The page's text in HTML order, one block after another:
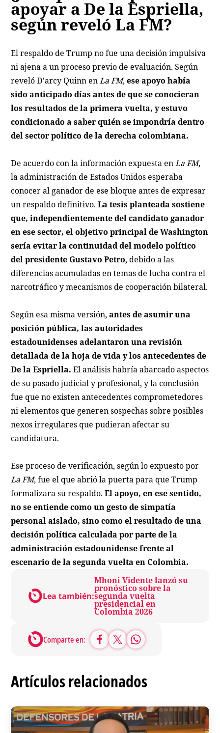
apoyar a De la Espriella,
según reveló La FM?
El respaldo de Trump no fue una decisión impulsiva
ni ajena a un proceso previo de evaluación. Según
reveló D'arcy Quinn enLa FM,ese apoyo había
sido anticipado días antes de que se conocieran
los resultados de la primera vuelta, y estuvo
condicionado a saber quién se impondría dentro
del sector político de la derecha colombiana.
De acuerdo con la información expuesta enLa FM,
la administración de Estados Unidos esperaba
conocer al ganador de ese bloque antes de expresar
un respaldo definitivo.La tesis planteada sostiene
que, independientemente del candidato ganador
en ese sector, el objetivo principal de Washington
sería evitar la continuidad del modelo político
del presidente Gustavo Petro, debido a las
diferencias acumuladas en temas de lucha contra el
narcotráfico y mecanismos de cooperación bilateral.
Según esa misma versión,antes de asumir una
posición pública, las autoridades
estadounidenses adelantaron una revisión
detallada de la hoja de vida y los antecedentes de
De la Espriella. El análisis habría abarcado aspectos
de su pasado judicial y profesional, y la conclusión
fue que no existen antecedentes comprometedores
ni elementos que generen sospechas sobre posibles
nexos irregulares que pudieran afectar su
candidatura.
Ese proceso de verificación, según lo expuesto por
La FM, fue el que abrió la puerta para que Trump
formalizara su respaldo.El apoyo, en ese sentido,
no se entiende como un gesto de simpatía
personal aislado, sino como el resultado de una
decisión política calculada por parte de la
administración estadounidense frente al
escenario de la segunda vuelta en Colombia.
Lea también:
Mhoni Vidente lanzó su
pronóstico sobre la
segunda vuelta
presidencial en
Colombia 2026
Comparte en:
Artículos relacionados